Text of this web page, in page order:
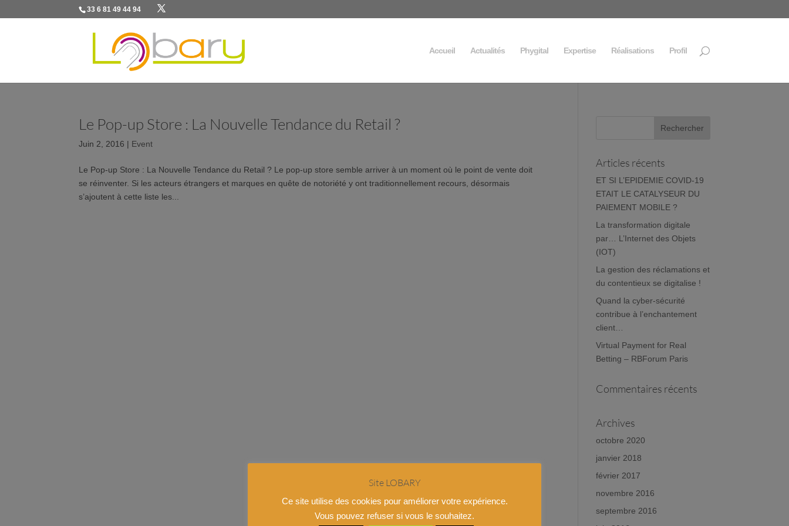
33 6 81 49 44 94
Accueil Actualités Phygital Expertise Réalisations Profil
Le Pop-up Store : La Nouvelle Tendance du Retail ?
Juin 2, 2016 | Event
Le Pop-up Store : La Nouvelle Tendance du Retail ? Le pop-up store semble arriver à un moment où le point de vente doit
se réinventer. Si les acteurs étrangers et marques en quête de notoriété y ont traditionnellement recours, désormais
s’ajoutent à cette liste les...
Articles récents
ET SI L’EPIDEMIE COVID-19
ETAIT LE CATALYSEUR DU
PAIEMENT MOBILE ?
La transformation digitale
par… L’Internet des Objets
(IOT)
La gestion des réclamations et
du contentieux se digitalise !
Quand la cyber-sécurité
contribue à l’enchantement
client…
Virtual Payment for Real
Betting – RBForum Paris
Commentaires récents
Archives
octobre 2020
janvier 2018
février 2017
novembre 2016
septembre 2016
Site LOBARY
Ce site utilise des cookies pour améliorer votre expérience.
Vous pouvez refuser si vous le souhaitez.